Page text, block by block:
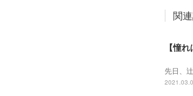
関
【憧
先日、